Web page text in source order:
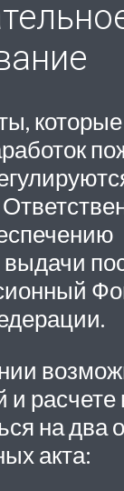
которые
и расчете
на два
акта: